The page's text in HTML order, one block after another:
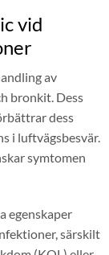
vid
av
bronkit. Dess
dess
i luftvägsbesvär.
symtomen
egenskaper
särskilt